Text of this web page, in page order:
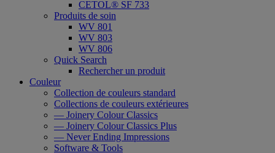
CETOL® SF 733
Produits de soin
WV 801
WV 803
WV 806
Quick Search
Rechercher un produit
Couleur
Collection de couleurs standard
Collections de couleurs extérieures
— Joinery Colour Classics
— Joinery Colour Classics Plus
— Never Ending Impressions
Software & Tools